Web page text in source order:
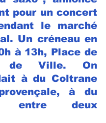
pour un concert
le marché
Un créneau en
à 13h, Place de
de Ville. On
à du Coltrane
à du
entre deux